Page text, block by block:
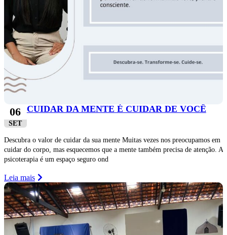
06
SET
CUIDAR DA MENTE É CUIDAR DE VOCÊ
Descubra o valor de cuidar da sua mente Muitas vezes nos preocupamos em
cuidar do corpo, mas esquecemos que a mente também precisa de atenção. A
psicoterapia é um espaço seguro ond
Leia mais